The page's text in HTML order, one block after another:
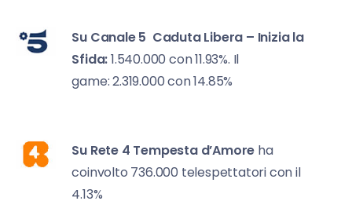
Su Canale 5 Caduta Libera – Inizia la
Sfida:1.540.000 con 11.93%. Il
game: 2.319.000 con 14.85%
Su Rete 4 Tempesta d’Amore ha
coinvolto 736.000 telespettatori con il
4.13%